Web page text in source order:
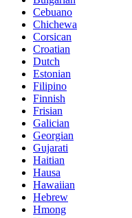
Cebuano
Chichewa
Corsican
Croatian
Dutch
Estonian
Filipino
Finnish
Frisian
Galician
Georgian
Gujarati
Haitian
Hausa
Hawaiian
Hebrew
Hmong